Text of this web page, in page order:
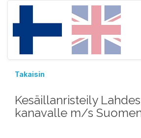
Takaisin
Kesäillanristeily
kanavalle m/s